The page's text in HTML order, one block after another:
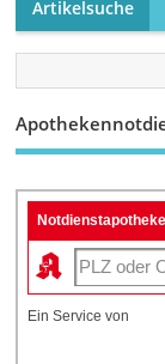
Artikelsuche
Ein Service von